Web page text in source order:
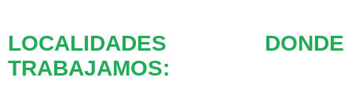
LOCALIDADES DONDE
TRABAJAMOS: